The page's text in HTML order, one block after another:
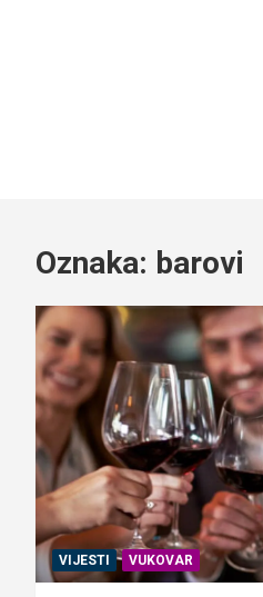
Oznaka: barovi
VIJESTI VUKOVAR